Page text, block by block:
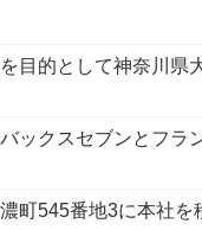
目的として神奈川県
ックスセブンとフラ
町545番地3に本社を